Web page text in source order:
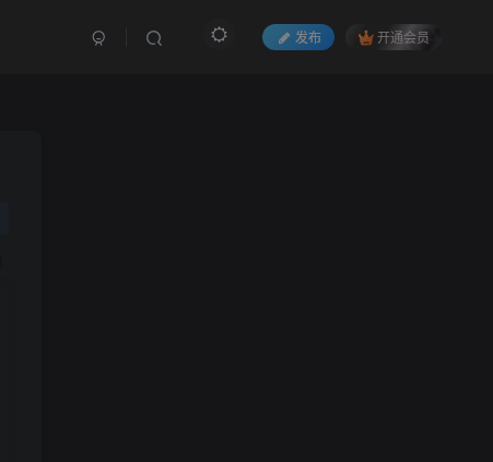
发布 开通会员